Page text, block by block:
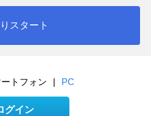
スタート
トフォン | PC
グイン